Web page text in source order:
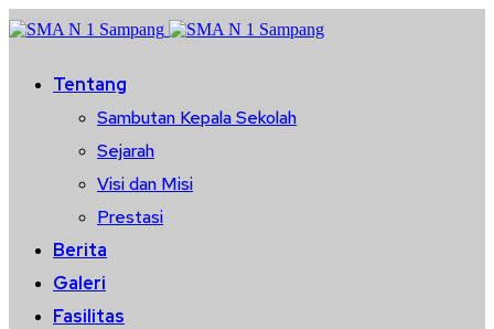
Tentang
Sambutan Kepala Sekolah
Sejarah
Visi dan Misi
Prestasi
Berita
Galeri
Fasilitas